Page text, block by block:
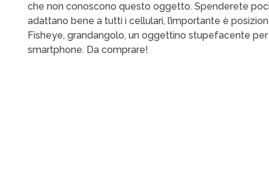
che non conoscono questo oggetto. Spenderete
adattano bene a tutti i cellulari, l’importante è
Fisheye, grandangolo, un oggettino stupefacente
smartphone. Da comprare!